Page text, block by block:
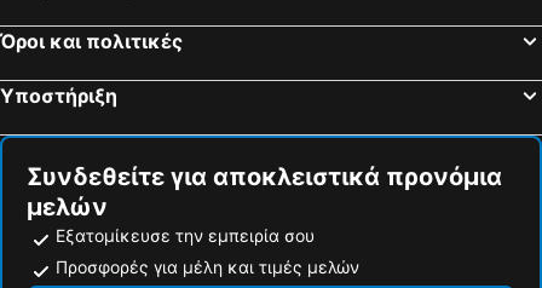
Όροι και πολιτικές
Υποστήριξη
Συνδεθείτε για αποκλειστικά προνόμια
μελών
Εξατομίκευσε την εμπειρία σου
Προσφορές για μέλη και τιμές μελών